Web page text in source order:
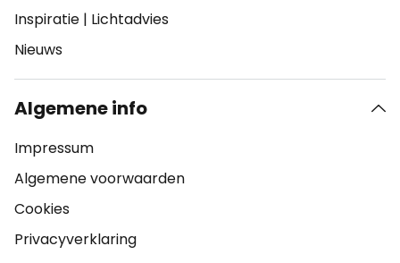
Inspiratie | Lichtadvies
Nieuws
Algemene info
Impressum
Algemene voorwaarden
Cookies
Privacyverklaring